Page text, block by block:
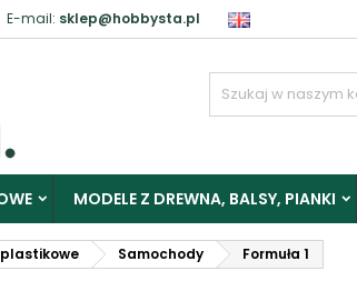
E-mail: sklep@hobbysta.pl
MODELE Z DREWNA, BALSY, PIANKI
Samochody Formuła 1
Zaloguj
Aby zapisać produkty
Anuluj